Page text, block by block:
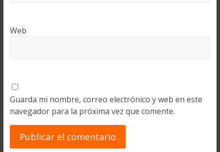
Web
Guarda mi nombre, correo electrónico y web en este
navegador para la próxima vez que comente.